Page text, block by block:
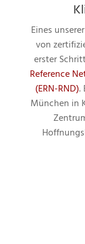
Eines
von
erster
Reference
(ERN-RND).
München in